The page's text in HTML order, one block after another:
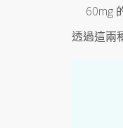
60mg
透過這兩